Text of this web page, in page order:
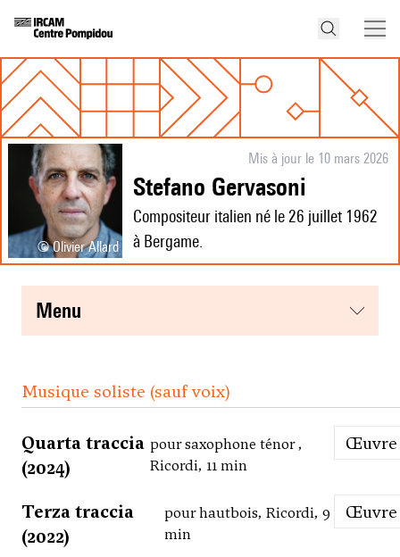
© Olivier Allard
Mis à jour le 10 mars 2026
Stefano Gervasoni
Compositeur italien né le 26 juillet 1962
à Bergame.
menu
Musique soliste (sauf voix)
Quarta traccia
(2024)
pour saxophone ténor ,
Ricordi, 11 min
Œuvre
Terza traccia
(2022)
pour hautbois, Ricordi, 9
min
Œuvre